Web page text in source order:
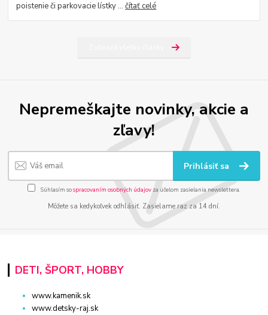
poistenie či parkovacie lístky ...čítať celé
Nepremeškajte novinky, akcie a
zľavy!
Prihlásiť sa
Súhlasím sospracovaním osobných údajov za účelom zasielania newslettera.
Môžete sa kedykoľvek odhlásiť. Zasielame raz za 14 dní.
DETI, ŠPORT, HOBBY
www.kamenik.sk
www.detsky-raj.sk